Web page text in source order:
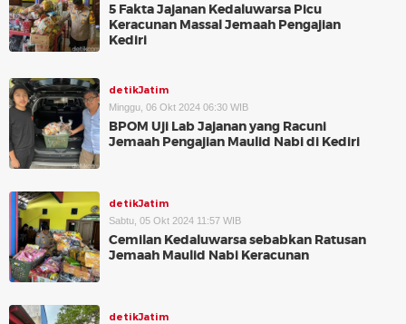
5 Fakta Jajanan Kedaluwarsa Picu
Keracunan Massal Jemaah Pengajian
Kediri
detikJatim
Minggu, 06 Okt 2024 06:30 WIB
BPOM Uji Lab Jajanan yang Racuni
Jemaah Pengajian Maulid Nabi di Kediri
detikJatim
Sabtu, 05 Okt 2024 11:57 WIB
Cemilan Kedaluwarsa sebabkan Ratusan
Jemaah Maulid Nabi Keracunan
detikJatim